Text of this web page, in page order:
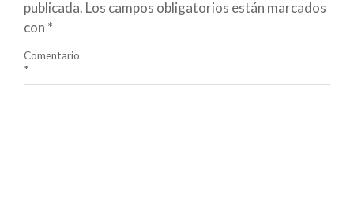
publicada. Los campos obligatorios están marcados
con *
Comentario
*